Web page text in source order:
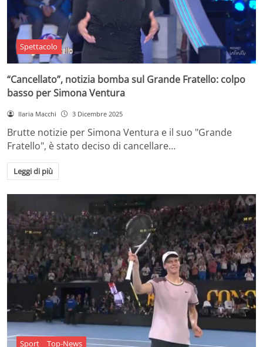
Spettacolo
“Cancellato”, notizia bomba sul Grande Fratello: colpo
basso per Simona Ventura
Ilaria Macchi 3 Dicembre 2025
Brutte notizie per Simona Ventura e il suo "Grande
Fratello", è stato deciso di cancellare…
Leggi di più
Sport Top-News